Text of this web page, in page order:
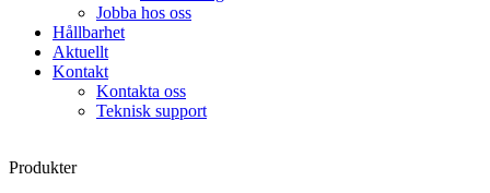
Jobba hos oss
Hållbarhet
Aktuellt
Kontakt
Kontakta oss
Teknisk support
Produkter